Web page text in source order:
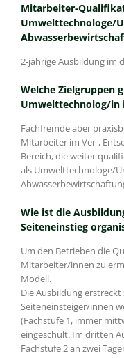
Mitarbeiter-
Umwelttechnologe/
2-jährige Ausbildung im
Welche Zielgruppen
Umwelttechnolog/in
Fachfremde aber
Mitarbeiter im Ver-,
Bereich, die weiter
als Umwelttechnologe/
Wie ist die
Seiteneinstieg
Um den Betrieben die
Mitarbeiter/innen zu
Modell.
Die Ausbildung erstreckt
Seiteneinsteiger/innen
(Fachstufe 1, immer
eingeschult. Im dritten
Fachstufe 2 an zwei